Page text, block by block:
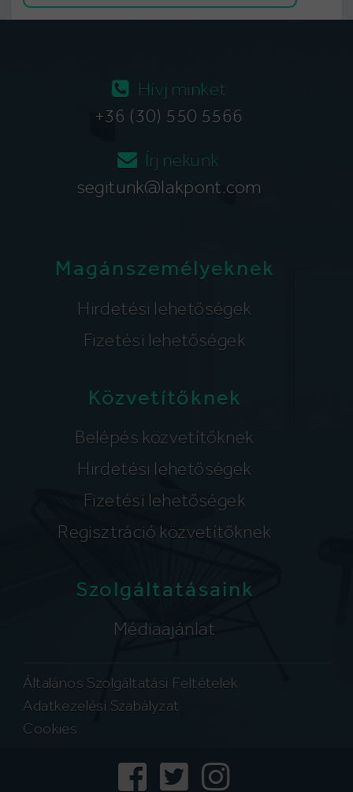
Hívj minket
+36 (30) 550 5566
Írj nekünk
segitunk@lakpont.com
Magánszemélyeknek
Hirdetési lehetőségek
Fizetési lehetőségek
Közvetítőknek
Belépés közvetítőknek
Hirdetési lehetőségek
Fizetési lehetőségek
Regisztráció közvetítőknek
Szolgáltatásaink
Médiaajánlat
Általános Szolgáltatási Feltételek
Adatkezelési Szabályzat
Cookies